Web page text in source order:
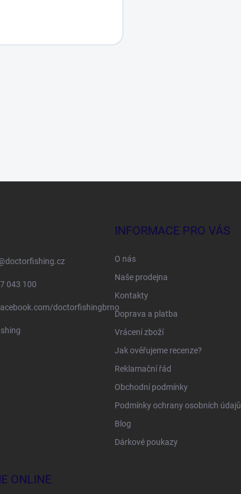
doctorfishing.cz
043 100
doctorfishingbrno
INFORMACE PRO VÁS
O nás
Naše prodejna
Kontakty
Doprava a platba
Vrácení zboží
Jak ověřujeme recenze?
Reklamační řád
Obchodní podmínky
Podmínky ochrany osobních údajů
Blog
Dárkové poukazy
ONLINE